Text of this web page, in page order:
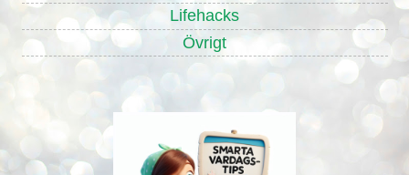
Lifehacks
Övrigt